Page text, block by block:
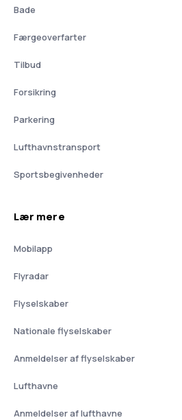
Bade
Færgeoverfarter
Tilbud
Forsikring
Parkering
Lufthavnstransport
Sportsbegivenheder
Lær mere
Mobilapp
Flyradar
Flyselskaber
Nationale flyselskaber
Anmeldelser af flyselskaber
Lufthavne
Anmeldelser af lufthavne